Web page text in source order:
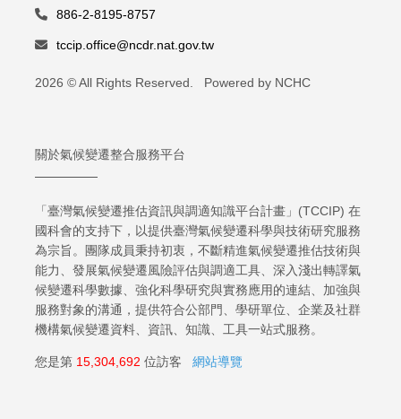
886-2-8195-8757
tccip.office@ncdr.nat.gov.tw
2026 © All Rights Reserved. Powered by NCHC
關於氣候變遷整合服務平台
「臺灣氣候變遷推估資訊與調適知識平台計畫」(TCCIP) 在
國科會的支持下，以提供臺灣氣候變遷科學與技術研究服務
為宗旨。團隊成員秉持初衷，不斷精進氣候變遷推估技術與
能力、發展氣候變遷風險評估與調適工具、深入淺出轉譯氣
候變遷科學數據、強化科學研究與實務應用的連結、加強與
服務對象的溝通，提供符合公部門、學研單位、企業及社群
機構氣候變遷資料、資訊、知識、工具一站式服務。
您是第 15,304,692 位訪客 網站導覽